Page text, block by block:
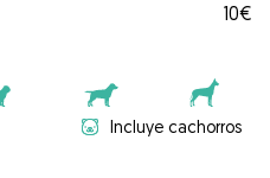
10€
Incluye cachorros